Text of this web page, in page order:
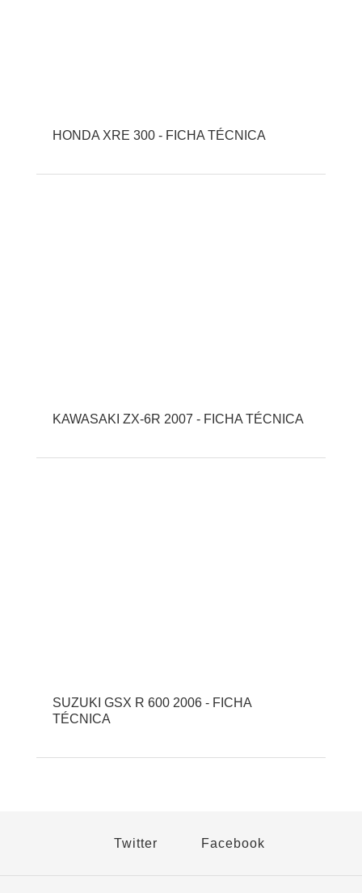
HONDA XRE 300 - FICHA TÉCNICA
KAWASAKI ZX-6R 2007 - FICHA TÉCNICA
SUZUKI GSX R 600 2006 - FICHA
TÉCNICA
Twitter Facebook